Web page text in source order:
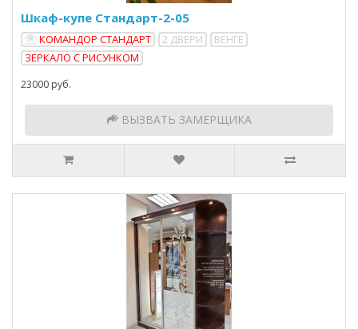
Шкаф-купе Стандарт-2-05
КОМАНДОР СТАНДАРТ 2 ДВЕРИ
ВЕНГЕ
ЗЕРКАЛО С РИСУНКОМ
23000 руб.
ВЫЗВАТЬ ЗАМЕРЩИКА